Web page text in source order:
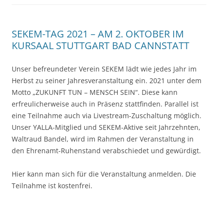
SEKEM-TAG 2021 – AM 2. OKTOBER IM
KURSAAL STUTTGART BAD CANNSTATT
Unser befreundeter Verein SEKEM lädt wie jedes Jahr im
Herbst zu seiner Jahresveranstaltung ein. 2021 unter dem
Motto „ZUKUNFT TUN – MENSCH SEIN“. Diese kann
erfreulicherweise auch in Präsenz stattfinden. Parallel ist
eine Teilnahme auch via Livestream-Zuschaltung möglich.
Unser YALLA-Mitglied und SEKEM-Aktive seit Jahrzehnten,
Waltraud Bandel, wird im Rahmen der Veranstaltung in
den Ehrenamt-Ruhenstand verabschiedet und gewürdigt.
Hier kann man sich für die Veranstaltung anmelden. Die
Teilnahme ist kostenfrei.